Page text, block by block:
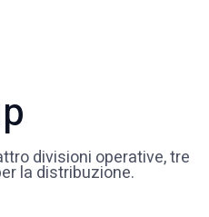
divisioni operative, tre
la distribuzione.